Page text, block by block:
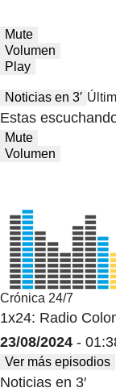
Mute
Volumen
Play
Noticias en 3′
Estas
Mute
Volumen
Crónica 24/7
1x24: Radio
23/08/2024 -
Ver más episodios
Noticias en 3′